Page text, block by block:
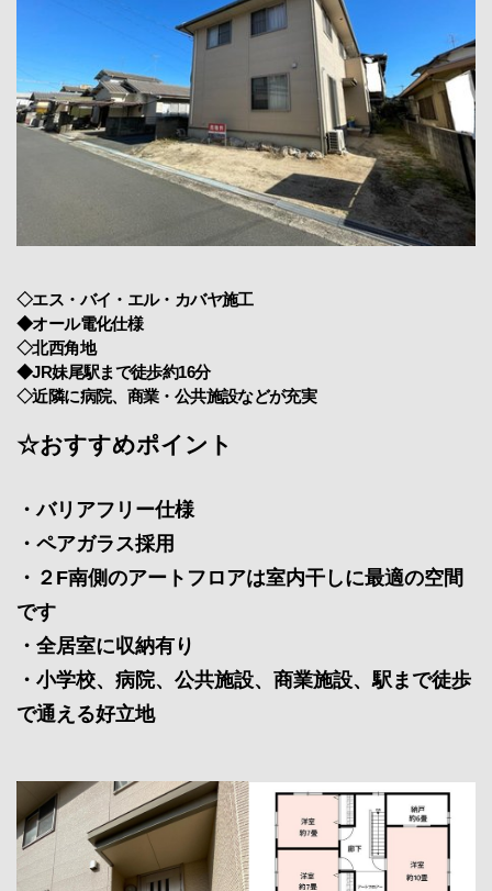
◇エス・バイ・エル・カバヤ施工
◆オール電化仕様
◇北西角地
◆JR妹尾駅まで徒歩約16分
◇近隣に病院、商業・公共施設などが充実
☆おすすめポイント
・バリアフリー仕様
・ペアガラス採用
・２F南側のアートフロアは室内干しに最適の空間
です
・全居室に収納有り
・小学校、病院、公共施設、商業施設、駅まで徒歩
で通える好立地